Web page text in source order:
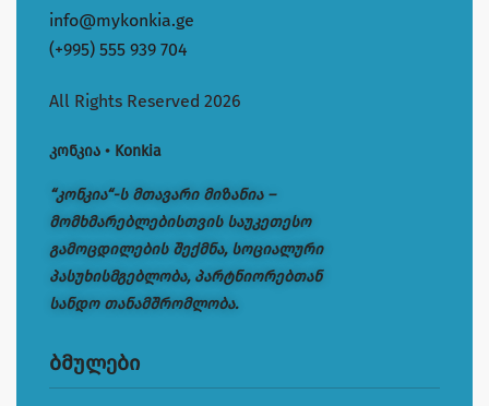
info@mykonkia.ge
(+995) 555 939 704
All Rights Reserved 2026
კონკია • Konkia
“კონკია“-ს მთავარი მიზანია –
მომხმარებლებისთვის საუკეთესო
გამოცდილების შექმნა, სოციალური
პასუხისმგებლობა, პარტნიორებთან
სანდო თანამშრომლობა.
ბმულები